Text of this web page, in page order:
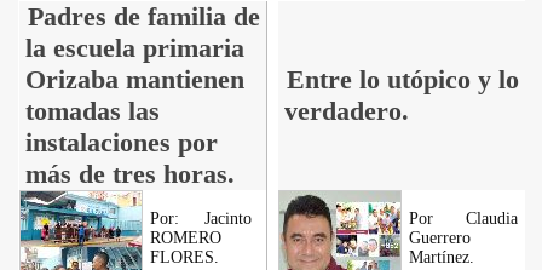
Padres de familia de
la escuela primaria
Orizaba mantienen
tomadas las
instalaciones por
más de tres horas.
Entre lo utópico y lo
verdadero.
Por: Jacinto
ROMERO
FLORES.
Por Claudia
Guerrero
Martínez.